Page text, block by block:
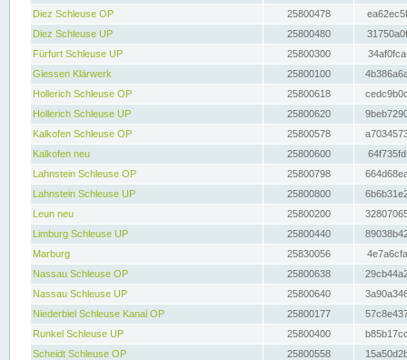
Diez Schleuse OP
25800478
Diez Schleuse UP
25800480
Fürfurt Schleuse UP
25800300
Giessen Klärwerk
25800100
Hollerich Schleuse OP
25800618
Hollerich Schleuse UP
25800620
Kalkofen Schleuse OP
25800578
Kalkofen neu
25800600
Lahnstein Schleuse OP
25800798
Lahnstein Schleuse UP
25800800
Leun neu
25800200
Limburg Schleuse UP
25800440
Marburg
25830056
Nassau Schleuse OP
25800638
Nassau Schleuse UP
25800640
Niederbiel Schleuse Kanal OP
25800177
Runkel Schleuse UP
25800400
Scheidt Schleuse OP
25800558